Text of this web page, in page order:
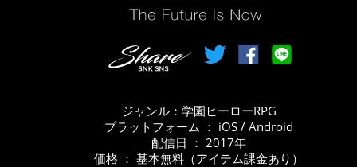
ジャンル：学園ヒーローRPG
プラットフォーム ： iOS / Android
配信日 ： 2017年
価格 ： 基本無料（アイテム課金あり）